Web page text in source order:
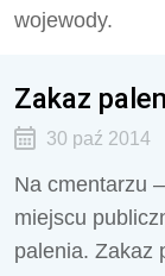
wojewody.
Zakaz
30 paź 2014
Na cmentarzu
miejscu
palenia. Zakaz